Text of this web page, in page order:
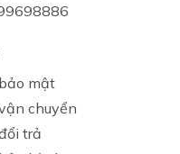
lắp vòi: Trên bàn hoặc
chậu rửa TOTO
kế tinh tế, thích hợp với
nhỏ gọn
liệu sứ bền đẹp, dễ vệ sinh
mật
chuyển
trả